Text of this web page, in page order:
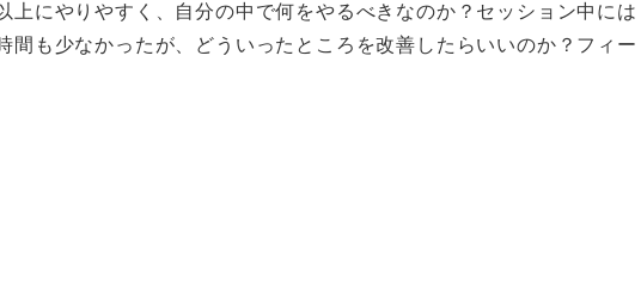
にやりやすく、自分の中で何をやるべきなのか？セッション中には
も少なかったが、どういったところを改善したらいいのか？フィー